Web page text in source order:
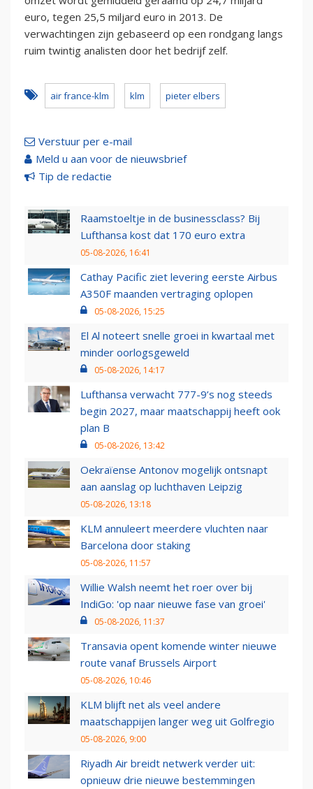
euro, tegen 25,5 miljard euro in 2013. De
verwachtingen zijn gebaseerd op een rondgang langs
ruim twintig analisten door het bedrijf zelf.
air france-klm klm pieter elbers
Verstuur per e-mail
Meld u aan voor de nieuwsbrief
Tip de redactie
Raamstoeltje in de businessclass? Bij
Lufthansa kost dat 170 euro extra
05-08-2026, 16:41
Cathay Pacific ziet levering eerste Airbus
A350F maanden vertraging oplopen
05-08-2026, 15:25
El Al noteert snelle groei in kwartaal met
minder oorlogsgeweld
05-08-2026, 14:17
Lufthansa verwacht 777-9’s nog steeds
begin 2027, maar maatschappij heeft ook
plan B
05-08-2026, 13:42
Oekraïense Antonov mogelijk ontsnapt
aan aanslag op luchthaven Leipzig
05-08-2026, 13:18
KLM annuleert meerdere vluchten naar
Barcelona door staking
05-08-2026, 11:57
Willie Walsh neemt het roer over bij
IndiGo: 'op naar nieuwe fase van groei'
05-08-2026, 11:37
Transavia opent komende winter nieuwe
route vanaf Brussels Airport
05-08-2026, 10:46
KLM blijft net als veel andere
maatschappijen langer weg uit Golfregio
05-08-2026, 9:00
Riyadh Air breidt netwerk verder uit:
opnieuw drie nieuwe bestemmingen